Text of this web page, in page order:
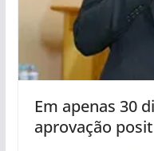
Em apenas 30
aprovação